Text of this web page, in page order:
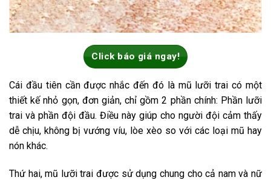
Click báo giá ngay!
Cái đầu tiên cần được nhắc đến đó là mũ lưỡi trai có một
thiết kế nhỏ gọn, đơn giản, chỉ gồm 2 phần chính: Phần lưỡi
trai và phần đội đầu. Điều này giúp cho người đội cảm thấy
dễ chịu, không bị vướng víu, lòe xèo so với các loại mũ hay
nón khác.
Thứ hai, mũ lưỡi trai được sử dụng chung cho cả nam và nữ